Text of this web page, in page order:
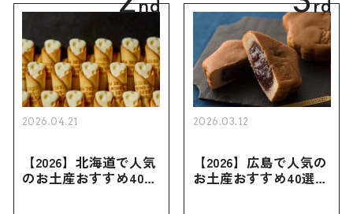
nd
2026.04.21
【2026】北海道で人気
のお土産おすすめ40選
rd
2026.03.12
【2026】広島で人気の
お土産おすすめ40選｜